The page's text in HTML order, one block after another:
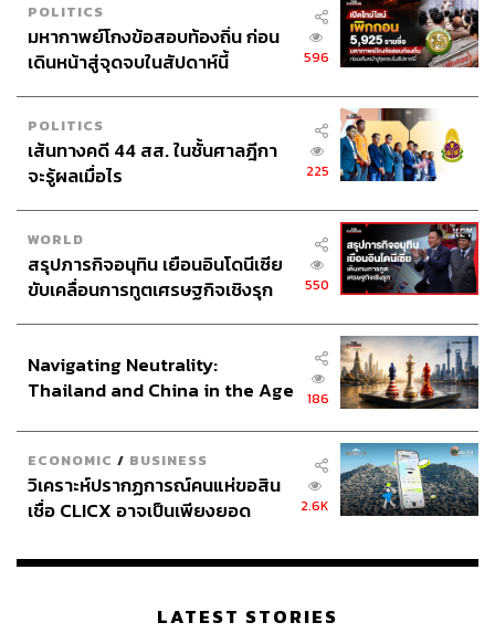
Lemon Butter Prawn (460 บาท)กุ้งแชบ๊วยที่นำ
มาปรุงด้วยซอสบัตเตอร์เลมอนรสเข้มข้น ให้รสชาติหอมมัน
แต่แฝงด้วยความสดชื่น เสิร์ฟมาพร้อมกับขนมปังรูปปลาสุด
น่ารักที่จุ่มซอส จานนี้เป็นจานที่เรากินแล้วหยุดไม่ได้
หอยเชลล์อบเนยกระเทียม หอยที่มีความสดจากทะเลถูก
POLITICS
มหากาพย์โกงข้อสอบท้องถิ่น ก่อน
เดินหน้าสู่จุดจบในสัปดาห์นี้
596
POLITICS
เส้นทางคดี 44 สส. ในชั้นศาลฎีกา
จะรู้ผลเมื่อไร
225
WORLD
สรุปภารกิจอนุทิน เยือนอินโดนีเซีย
ขับเคลื่อนการทูตเศรษฐกิจเชิงรุก
550
Navigating Neutrality:
Thailand and China in the Age
186
ECONOMIC / BUSINESS
วิเคราะห์ปรากฏการณ์คนแห่ขอสิน
เชื่อ CLICX อาจเป็นเพียงยอด
เรือนไทยที่ถูกซุกไว้
2.6K
LATEST STORIES